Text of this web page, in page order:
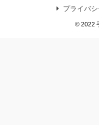
プライバ
© 2022